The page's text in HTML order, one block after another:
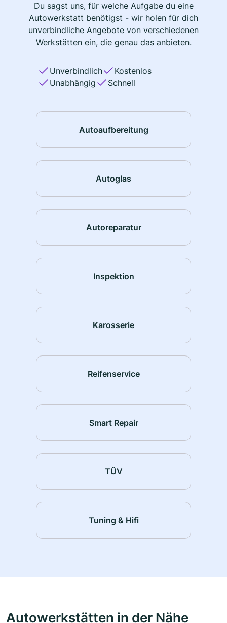
Du sagst uns, für welche Aufgabe du eine
Autowerkstatt benötigst - wir holen für dich
unverbindliche Angebote von verschiedenen
Werkstätten ein, die genau das anbieten.
Unverbindlich
Kostenlos
Unabhängig
Schnell
Autoaufbereitung
Autoglas
Autoreparatur
Inspektion
Karosserie
Reifenservice
Smart Repair
TÜV
Tuning & Hifi
Autowerkstätten in der Nähe